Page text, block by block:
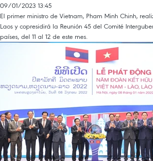
09/01/2023 13:45
El primer ministro de Vietnam, Pham Minh Chinh,
Laos y copresidirá la Reunión 45 del Comité
países, del 11 al 12 de este mes.